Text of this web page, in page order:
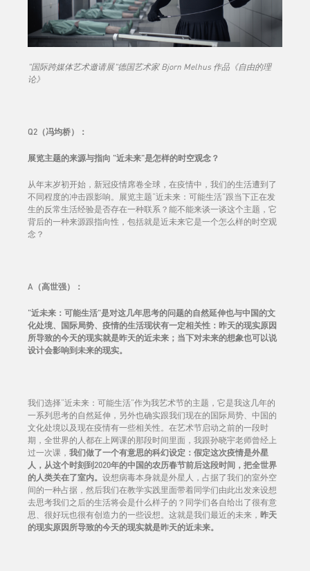
"国际跨媒体艺术邀请展"德国艺术家 Bjorn Melhus 作品《自由的理
论》
Q2（冯均桥）：
展览主题的来源与指向 "近未来"是怎样的时空观念？
从年末岁初开始，新冠疫情席卷全球，在疫情中，我们的生活遭到了
不同程度的冲击跟影响。展览主题“近未来：可能生活”跟当下正在发
生的反常生活经验是否存在一种联系？能不能来谈一谈这个主题，它
背后的一种来源跟指向性，包括就是近未来它是一个怎么样的时空观
念？
A（高世强）：
"近未来：可能生活"是对这几年思考的问题的自然延伸也与中国的文
化处境、国际局势、疫情的生活现状有一定相关性：昨天的现实原因
所导致的今天的现实就是昨天的近未来；当下对未来的想象也可以说
设计会影响到未来的现实。
我们选择“近未来：可能生活”作为我艺术节的主题，它是我这几年的
一系列思考的自然延伸，另外也确实跟我们现在的国际局势、中国的
文化处境以及现在疫情有一些相关性。在艺术节启动之前的一段时
期，全世界的人都在上网课的那段时间里面，我跟孙晓宇老师曾经上
过一次课， 我们做了一个有意思的科幻设定：假定这次疫情是外星
人，从这个时刻到2020年的中国的农历春节前后这段时间，把全世界
的人类关在了室内。 设想病毒本身就是外星人，占据了我们的室外空
间的一种占据，然后我们在教学实践里面带着同学们由此出发来设想
去思考我们之后的生活将会是什么样子的？同学们各自给出了很有意
思、很好玩也很有创造力的一些设想。这就是我们最近的未来， 昨天
的现实原因所导致的今天的现实就是昨天的近未来。